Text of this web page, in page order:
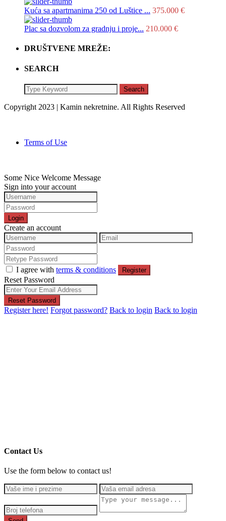
Kuća sa apartmanima 250 od Luštice ... 375.000 €
Plac sa dozvolom za gradnju i proje... 210.000 €
DRUŠTVENE MREŽE:
SEARCH
Search
Copyright 2023 | Kamin nekretnine. All Rights Reserved
Terms of Use
Some Nice Welcome Message
Sign into your account
Login
Create an account
I agree with terms & conditions Register
Reset Password
Reset Password
Register here! Forgot password? Back to login Back to login
Contact Us
Use the form below to contact us!